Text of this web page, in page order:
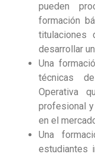
pueden
formación
desarrollar
Una
técnicas
Operativa
profesional
en el
Una
estudiantes